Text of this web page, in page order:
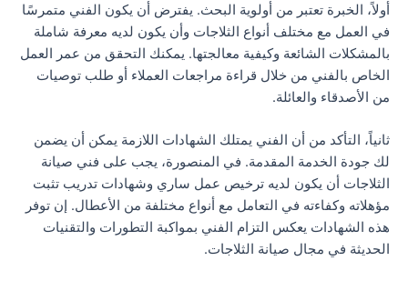
أولاً، الخبرة تعتبر من أولوية البحث. يفترض أن يكون الفني متمرسًا
في العمل مع مختلف أنواع الثلاجات وأن يكون لديه معرفة شاملة
بالمشكلات الشائعة وكيفية معالجتها. يمكنك التحقق من عمر العمل
الخاص بالفني من خلال قراءة مراجعات العملاء أو طلب توصيات
من الأصدقاء والعائلة.
ثانياً، التأكد من أن الفني يمتلك الشهادات اللازمة يمكن أن يضمن
لك جودة الخدمة المقدمة. في المنصورة، يجب على فني صيانة
الثلاجات أن يكون لديه ترخيص عمل ساري وشهادات تدريب تثبت
مؤهلاته وكفاءته في التعامل مع أنواع مختلفة من الأعطال. إن توفر
هذه الشهادات يعكس التزام الفني بمواكبة التطورات والتقنيات
الحديثة في مجال صيانة الثلاجات.